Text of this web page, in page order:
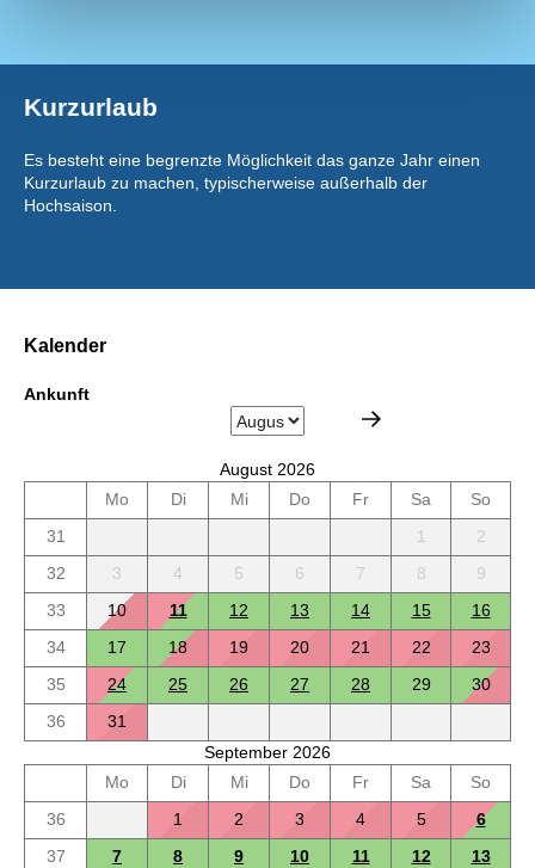
Kurzurlaub
Es besteht eine begrenzte Möglichkeit das ganze Jahr einen
Kurzurlaub zu machen, typischerweise außerhalb der
Hochsaison.
Kalender
Ankunft
August 2026
Mo
Di Mi Do Fr Sa
So
31
1
2
32
3 4 5 6 7 8
9
33
10 11 12 13 14 15
16
34
17 18 19 20 21 22
23
35
24 25 26 27 28 29
30
36
31
September 2026
Mo
Di Mi Do Fr Sa
So
36
1 2 3 4 5
6
37
7 8 9 10 11 12
13